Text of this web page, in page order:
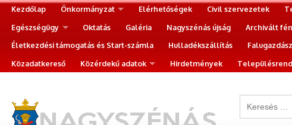
Kezdőlap Önkormányzat Elérhetőségek Civil szervezetek
Egészségügy
Oktatás Galéria Nagyszénás újság Archivált
Életkezdési támogatás és Start-számla
Hulladékszállítás
Közadatkereső
Közérdekű adatok Hirdetmények